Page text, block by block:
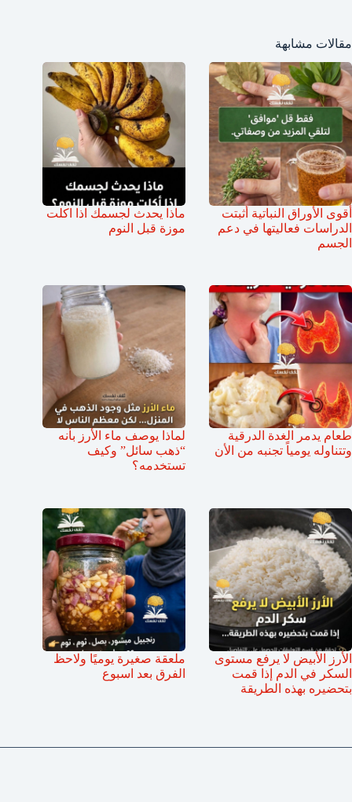
مقالات مشابهة
أقوى الأوراق النباتية أثبتت
الدراسات فعاليتها في دعم
الجسم
ماذا يحدث لجسمك اذا اكلت
موزة قبل النوم
طعام يدمر الغدة الدرقية
وتتناوله يومياً تجنبه من الأن
لماذا يوصف ماء الأرز بأنه
“ذهب سائل” وكيف
تستخدمه؟
الأرز الأبيض لا يرفع مستوى
السكر في الدم إذا قمت
بتحضيره بهذه الطريقة
ملعقة صغيرة يوميًا ولاحظ
الفرق بعد اسبوع